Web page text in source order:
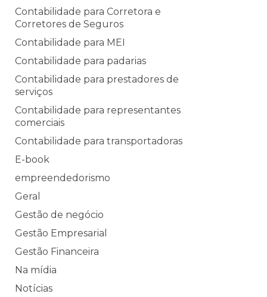
Contabilidade para Corretora e
Corretores de Seguros
Contabilidade para MEI
Contabilidade para padarias
Contabilidade para prestadores de
serviços
Contabilidade para representantes
comerciais
Contabilidade para transportadoras
E-book
empreendedorismo
Geral
Gestão de negócio
Gestão Empresarial
Gestão Financeira
Na mídia
Notícias